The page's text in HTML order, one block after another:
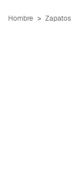
Hombre Zapatos